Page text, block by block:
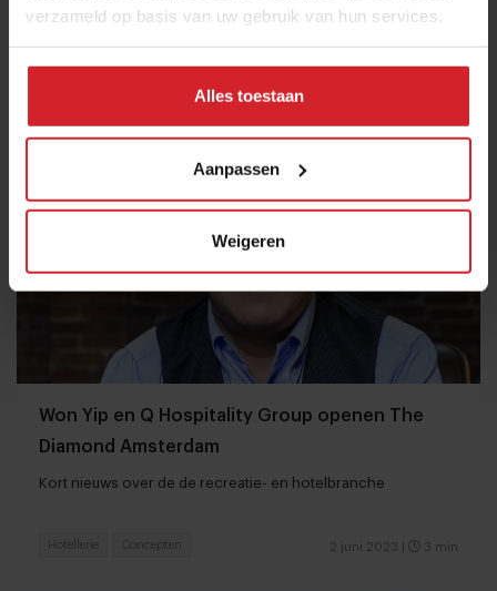
verzameld op basis van uw gebruik van hun services.
Alles toestaan
Aanpassen
Weigeren
Won Yip en Q Hospitality Group openen The
Diamond Amsterdam
Kort nieuws over de de recreatie- en hotelbranche
2 juni 2023 3 min
Hotellerie Concepten